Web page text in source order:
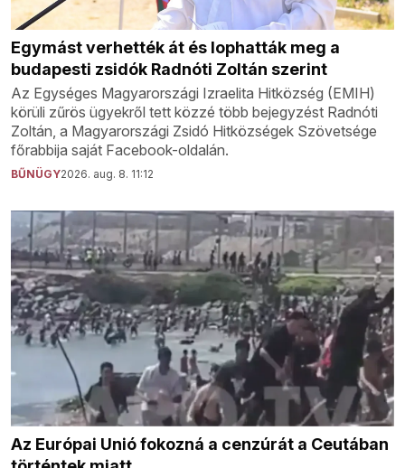
Egymást verhették át és lophatták meg a
budapesti zsidók Radnóti Zoltán szerint
Az Egységes Magyarországi Izraelita Hitközség (EMIH)
körüli zűrös ügyekről tett közzé több bejegyzést Radnóti
Zoltán, a Magyarországi Zsidó Hitközségek Szövetsége
főrabbija saját Facebook-oldalán.
BŰNÜGY2026. aug. 8. 11:12
Az Európai Unió fokozná a cenzúrát a Ceutában